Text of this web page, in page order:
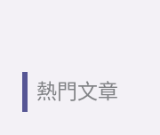
熱門文章